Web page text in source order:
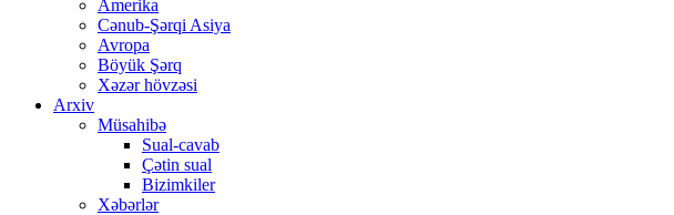
Amerika
Cənub-Şərqi Asiya
Avropa
Böyük Şərq
Xəzər hövzəsi
Arxiv
Müsahibə
Sual-cavab
Çətin sual
Bizimkiler
Xəbərlər